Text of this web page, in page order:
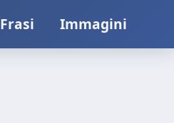
Frasi Immagini